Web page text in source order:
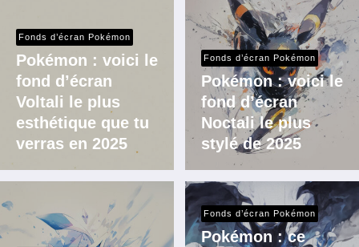
Fonds d’écran Pokémon
Pokémon : voici le
fond d’écran
Voltali le plus
esthétique que tu
verras en 2025
Fonds d’écran Pokémon
Pokémon : voici le
fond d’écran
Noctali le plus
stylé de 2025
Fonds d’écran Pokémon
Pokémon : ce